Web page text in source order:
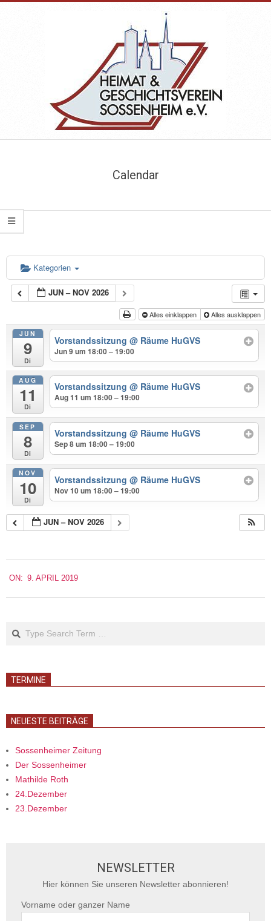
HEIMAT-
GESCHICHTSVEREIN
SOSSENHEIM
Calendar
Kategorien
JUN – NOV 2026
Alles einklappen Alles ausklappen
JUN
9
Di
Vorstandssitzung@ Räume HuGVS
Jun 9 um 18:00 – 19:00
AUG
11
Di
Vorstandssitzung@ Räume HuGVS
Aug 11 um 18:00 – 19:00
SEP
8
Di
Vorstandssitzung@ Räume HuGVS
Sep 8 um 18:00 – 19:00
NOV
10
Di
Vorstandssitzung@ Räume HuGVS
Nov 10 um 18:00 – 19:00
JUN – NOV 2026
04-
09
ON: 9. APRIL 2019
TERMINE
NEUESTE BEITRÄGE
Sossenheimer Zeitung
Der Sossenheimer
Mathilde Roth
24.Dezember
23.Dezember
NEWSLETTER
Hier können Sie unseren Newsletter abonnieren!
Vorname oder ganzer Name